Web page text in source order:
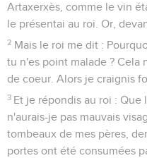
Artaxerxès, comme le vin
le présentai au roi. Or,
2 Mais le roi me dit :
tu n'es point malade ? Cela
de coeur. Alors je craignis
3 Et je répondis au roi : Que
n'aurais-je pas mauvais
tombeaux de mes pères,
portes ont été consumées